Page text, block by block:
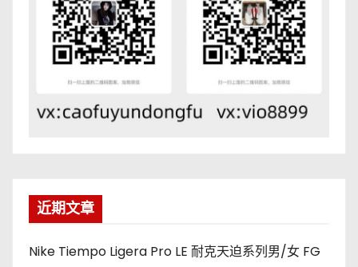
近期文章
Nike Tiempo Ligera Pro LE 耐克天迫系列男/女 FG